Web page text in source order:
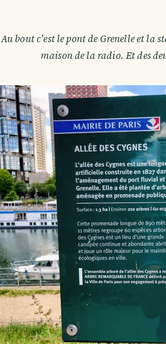
Au bout c'est le pont de Grenelle et la
maison de la radio. Et des